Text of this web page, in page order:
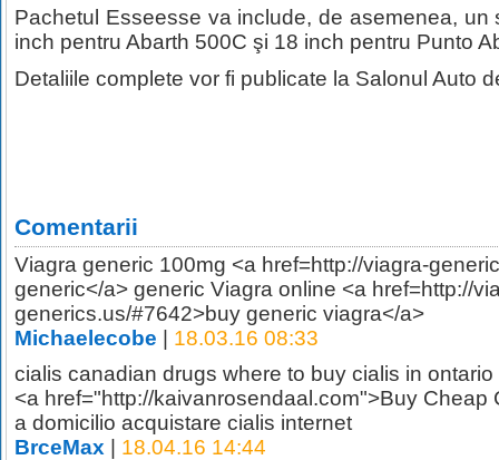
Pachetul Esseesse va include, de asemenea, un
inch pentru Abarth 500C şi 18 inch pentru Punto
Detaliile complete vor fi publicate la Salonul Auto
Comentarii
Viagra generic 100mg <a href=http://viagra-
generic</a> generic Viagra online <a href=http://
generics.us/#7642>buy generic viagra</a>
Michaelecobe
18.03.16 08:33
cialis canadian drugs where to buy cialis in ontario
<a href="http://kaivanrosendaal.com">Buy Cheap
a domicilio acquistare cialis internet
BrceMax
18.04.16 14:44